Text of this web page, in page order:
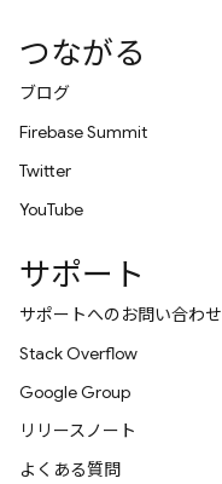
つながる
ブログ
Firebase Summit
Twitter
YouTube
サポート
サポートへのお問い合わせ
Stack Overflow
Google Group
リリースノート
よくある質問